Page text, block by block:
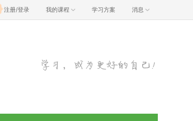
注册/登录 我的课程 学习方案 消息